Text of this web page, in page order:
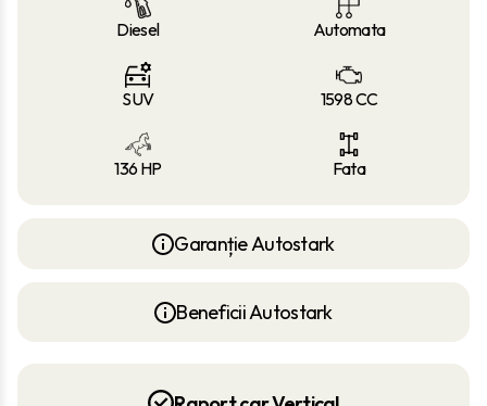
Diesel Automata
SUV 1598 CC
136 HP Fata
Garanție Autostark
Beneficii Autostark